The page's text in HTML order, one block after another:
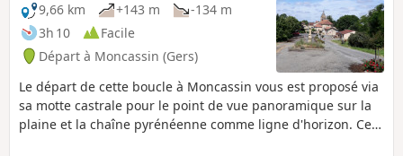
9,66 km
+143 m
-134 m
3h 10
Facile
Départ à Moncassin (Gers)
Le départ de cette boucle à Moncassin vous est proposé via
sa motte castrale pour le point de vue panoramique sur la
plaine et la chaîne pyrénéenne comme ligne d'horizon. Ce